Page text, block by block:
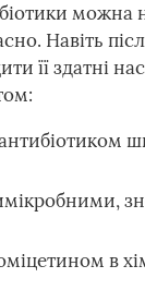
можна
Навіть
її здатні
в